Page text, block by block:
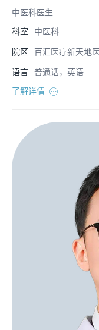
中医科医生
科室 中医科
院区 百汇医疗新天地
语言 普通话，英语
了解详情